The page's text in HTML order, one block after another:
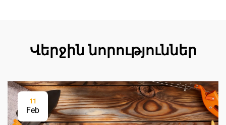
Վերջին նորություններ
11
Feb